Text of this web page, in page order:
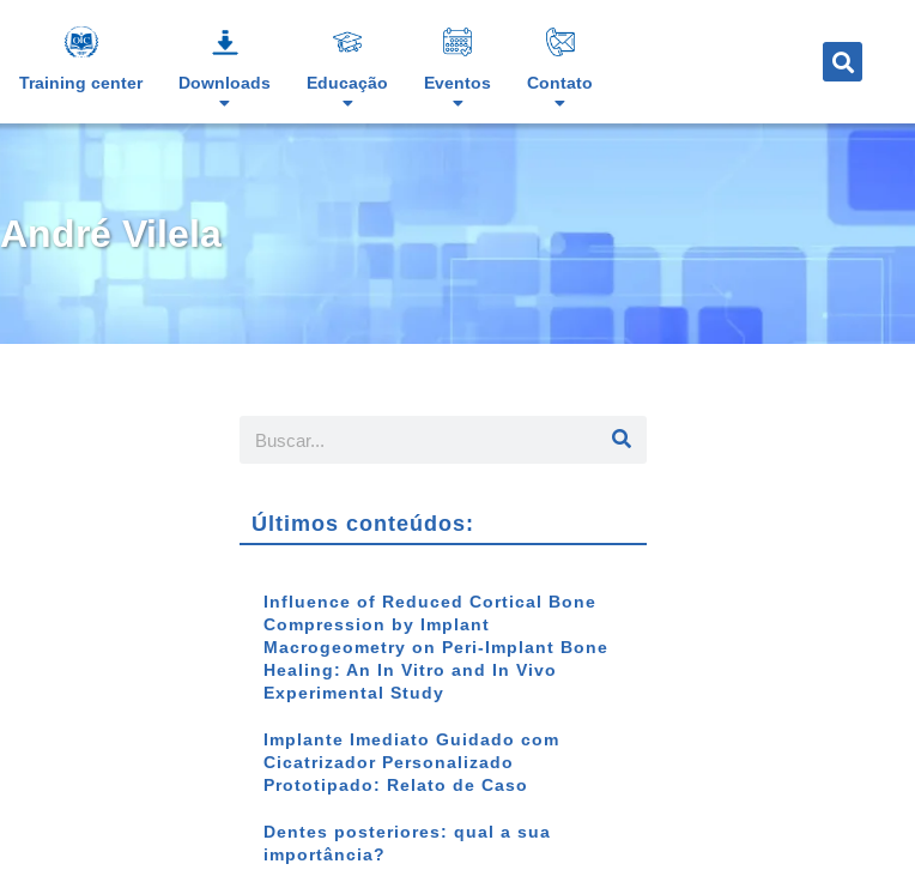
Training center Downloads Educação Eventos Contato
André Vilela
Últimos conteúdos:
Influence of Reduced Cortical Bone
Compression by Implant
Macrogeometry on Peri-Implant Bone
Healing: An In Vitro and In Vivo
Experimental Study
Implante Imediato Guidado com
Cicatrizador Personalizado
Prototipado: Relato de Caso
Dentes posteriores: qual a sua
importância?